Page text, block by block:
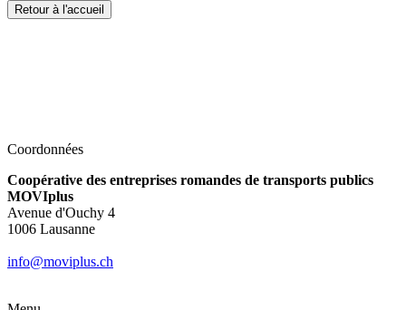
Retour à l'accueil
Coordonnées
Coopérative des entreprises romandes de transports publics
MOVIplus
Avenue d'Ouchy 4
1006 Lausanne
info@moviplus.ch